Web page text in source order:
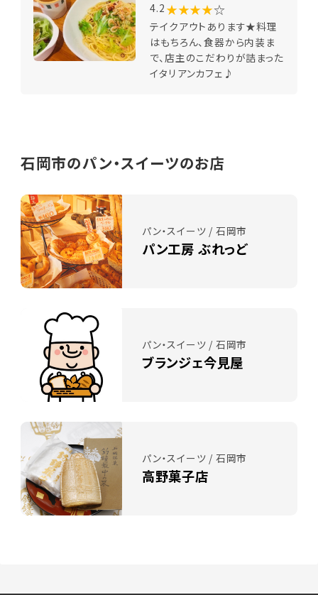
4.2 ★★★★☆
テイクアウトあります★料理
はもちろん、食器から内装ま
で、店主のこだわりが詰まった
イタリアンカフェ♪
石岡市のパン・スイーツのお店
パン・スイーツ / 石岡市
パン工房 ぶれっど
パン・スイーツ / 石岡市
ブランジェ今見屋
パン・スイーツ / 石岡市
高野菓子店